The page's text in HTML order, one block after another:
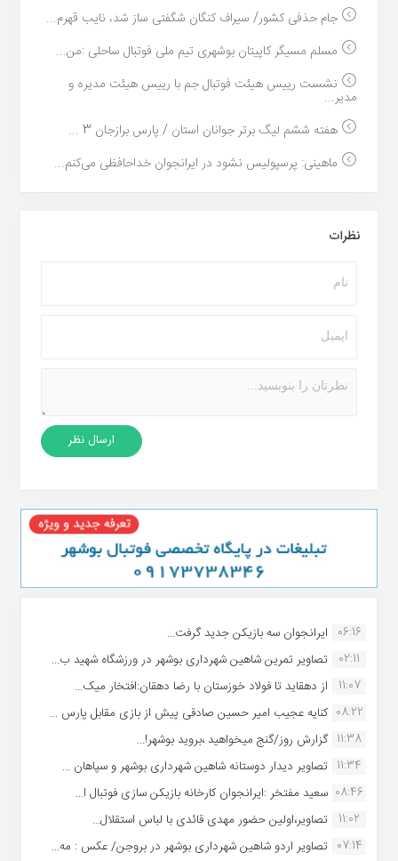
جام حذفی کشور/ سیراف کنگان شگفتی ساز شد، نایب قهرم...
مسلم مسیگر کاپیتان بوشهری تیم ملی فوتبال ساحلی :من...
نشست رییس هیئت فوتبال جم با رییس هیئت مدیره و
مدیر...
هفته ششم لیگ برتر جوانان استان / پارس برازجان 3 ...
ماهینی: پرسپولیس نشود در ایرانجوان خداحافظی می‌کنم...
نظرات
06:16 ایرانجوان سه بازیکن جدید گرفت...
02:11
تصاویر تمرین شاهین شهردارى بوشهر در ورزشگاه شهید ب...
11:07
از دهقاید تا فولاد خوزستان با رضا دهقان:افتخار میک...
08:22 کنایه عجیب امیر حسین صادقی پیش از بازی مقابل پارس ...
11:38 گزارش روز/گنج میخواهید ،بروید بوشهر!...
11:34 تصاویر دیدار دوستانه شاهین شهردارى بوشهر و سپاهان ...
08:46 سعید مفتخر :ایرانجوان کارخانه بازیکن سازی فوتبال ا...
11:02
تصاویر،اولین حضور مهدی قائدی با لباس استقلال...
07:14 تصاویر اردو شاهین شهرداری بوشهر در بروجن/ عکس : مه...